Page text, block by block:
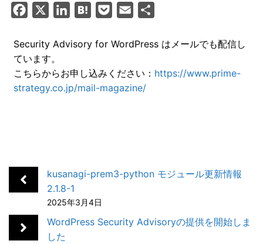
c
e
b
o
n
e
d
t
n
a
c
e
t
a
l
Security Advisory for WordPress はメールでも配信し
ています。
こちらからお申し込みください： https://www.prime-
strategy.co.jp/mail-magazine/
kusanagi-prem3-python モジュール更新情報
2.1.8-1
2025年3月4日
WordPress Security Advisoryの提供を開始しま
した